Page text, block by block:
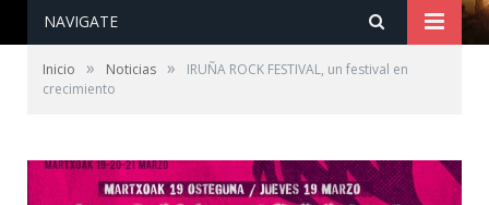
NAVIGATE
Inicio » Noticias »
IRUÑA ROCK FESTIVAL, un festival en
crecimiento